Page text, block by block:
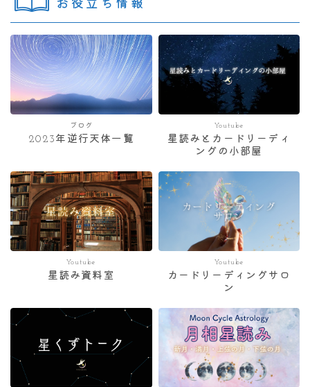
お役立ち情報
ブログ
2023年逆行天体一覧
Youtube
星読みとカードリーディ
ングの小部屋
Youtube
星読み資料室
Youtube
カードリーディングサロ
ン